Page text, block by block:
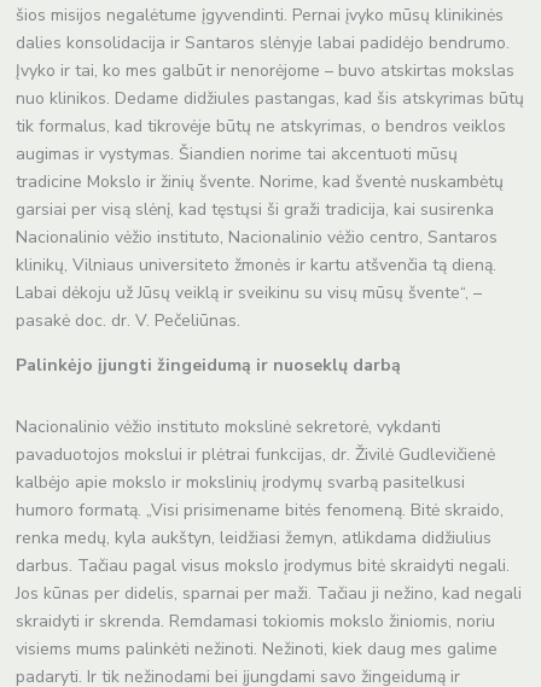
šios misijos negalėtume įgyvendinti. Pernai įvyko mūsų klinikinės
dalies konsolidacija ir Santaros slėnyje labai padidėjo bendrumo.
Įvyko ir tai, ko mes galbūt ir nenorėjome – buvo atskirtas mokslas
nuo klinikos. Dedame didžiules pastangas, kad šis atskyrimas būtų
tik formalus, kad tikrovėje būtų ne atskyrimas, o bendros veiklos
augimas ir vystymas. Šiandien norime tai akcentuoti mūsų
tradicine Mokslo ir žinių švente. Norime, kad šventė nuskambėtų
garsiai per visą slėnį, kad tęstųsi ši graži tradicija, kai susirenka
Nacionalinio vėžio instituto, Nacionalinio vėžio centro, Santaros
klinikų, Vilniaus universiteto žmonės ir kartu atšvenčia tą dieną.
Labai dėkoju už Jūsų veiklą ir sveikinu su visų mūsų švente“, –
pasakė doc. dr. V. Pečeliūnas.
Palinkėjo įjungti žingeidumą ir nuoseklų darbą
Nacionalinio vėžio instituto mokslinė sekretorė, vykdanti
pavaduotojos mokslui ir plėtrai funkcijas, dr. Živilė Gudlevičienė
kalbėjo apie mokslo ir mokslinių įrodymų svarbą pasitelkusi
humoro formatą. „Visi prisimename bitės fenomeną. Bitė skraido,
renka medų, kyla aukštyn, leidžiasi žemyn, atlikdama didžiulius
darbus. Tačiau pagal visus mokslo įrodymus bitė skraidyti negali.
Jos kūnas per didelis, sparnai per maži. Tačiau ji nežino, kad negali
skraidyti ir skrenda. Remdamasi tokiomis mokslo žiniomis, noriu
visiems mums palinkėti nežinoti. Nežinoti, kiek daug mes galime
padaryti. Ir tik nežinodami bei įjungdami savo žingeidumą ir